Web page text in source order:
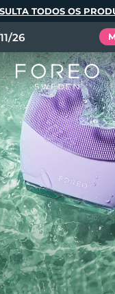
TODOS OS
26
Tech Elixir
Set
Deutsch
Italiano
Svenska
简体中文 繁